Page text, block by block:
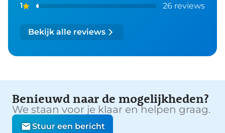
1 26 reviews
Bekijk alle reviews
Benieuwd naar de mogelijkheden?
We staan voor je klaar en helpen graag.
Stuur een bericht